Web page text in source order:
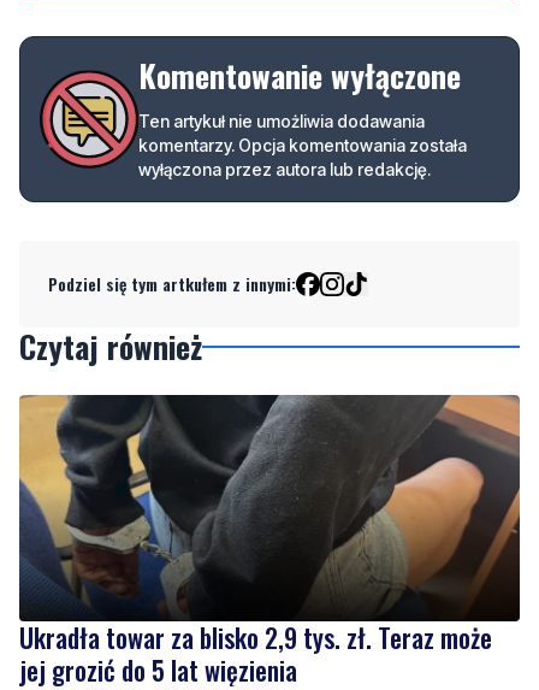
Komentowanie wyłączone
Ten artykuł nie umożliwia dodawania
komentarzy. Opcja komentowania została
wyłączona przez autora lub redakcję.
Podziel się tym artkułem z innymi:
Czytaj również
Ukradła towar za blisko 2,9 tys. zł. Teraz może
jej grozić do 5 lat więzienia